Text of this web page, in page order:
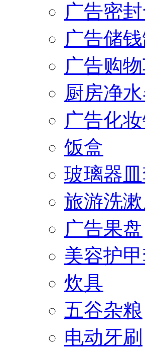
广告密
广告储
广告购
厨房净
广告化
饭盒
玻璃器
旅游洗
广告果盘
美容护
炊具
五谷杂粮
电动牙刷